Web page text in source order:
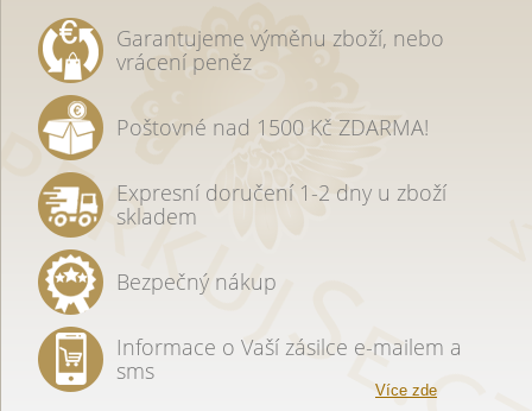
Garantujeme výměnu zboží, nebo
vrácení peněz
Poštovné nad 1500 Kč ZDARMA!
Expresní doručení 1-2 dny u zboží
skladem
Bezpečný nákup
Informace o Vaší zásilce e-mailem a
sms
Více zde